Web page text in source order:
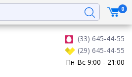
(33) 645-44-55
(29) 645-44-55
Пн-Вс 9:00 - 21:00
0